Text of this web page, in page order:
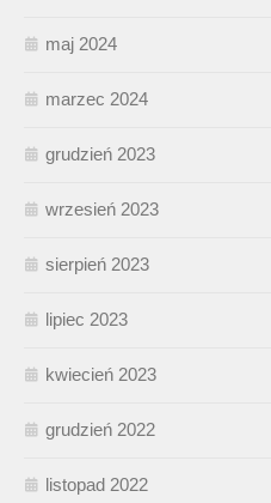
maj 2024
marzec 2024
grudzień 2023
wrzesień 2023
sierpień 2023
lipiec 2023
kwiecień 2023
grudzień 2022
listopad 2022